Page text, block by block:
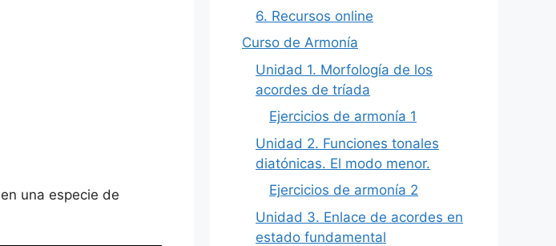
una especie de
6. Recursos online
Curso de Armonía
Unidad 1. Morfología de los
acordes de tríada
Ejercicios de armonía 1
Unidad 2. Funciones tonales
diatónicas. El modo menor.
Ejercicios de armonía 2
Unidad 3. Enlace de acordes en
estado fundamental